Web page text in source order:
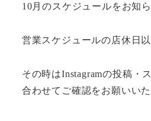
10月のスケジュールをお知
営業スケジュールの店休日
その時はInstagramの投稿・
合わせてご確認をお願いいた